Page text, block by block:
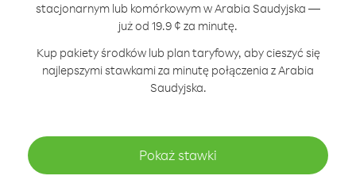
stacjonarnym lub komórkowym w Arabia Saudyjska —
już od 19.9 ¢ za minutę.
Kup pakiety środków lub plan taryfowy, aby cieszyć się
najlepszymi stawkami za minutę połączenia z Arabia
Saudyjska.
Pokaż stawki